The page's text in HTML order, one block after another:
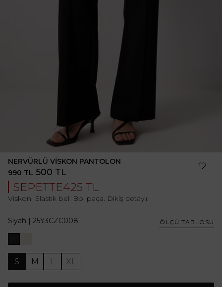
NERVÜRLÜ VİSKON PANTOLON
990 TL 500 TL
425 TL
SEPETTE
Viskon. Elastik bel. Bol paça. Dikiş detaylı.
Siyah 25Y3CZC008 ÖLÇÜ TABLOSU
S M L XL